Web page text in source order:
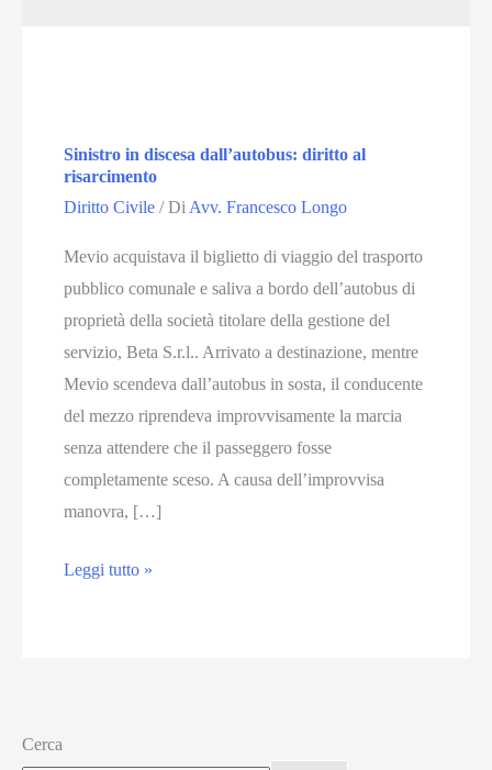
Sinistro in discesa dall’autobus: diritto al
risarcimento
Diritto Civile / Di Avv. Francesco Longo
Mevio acquistava il biglietto di viaggio del trasporto
pubblico comunale e saliva a bordo dell’autobus di
proprietà della società titolare della gestione del
servizio, Beta S.r.l.. Arrivato a destinazione, mentre
Mevio scendeva dall’autobus in sosta, il conducente
del mezzo riprendeva improvvisamente la marcia
senza attendere che il passeggero fosse
completamente sceso. A causa dell’improvvisa
manovra, […]
Sinistro
Leggi tutto »
Cerca